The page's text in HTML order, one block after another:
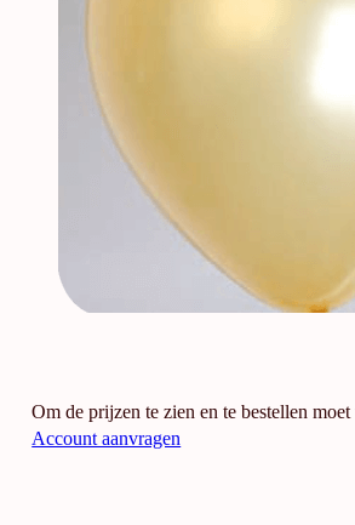
Om de prijzen te zien en te bestellen
Account aanvragen